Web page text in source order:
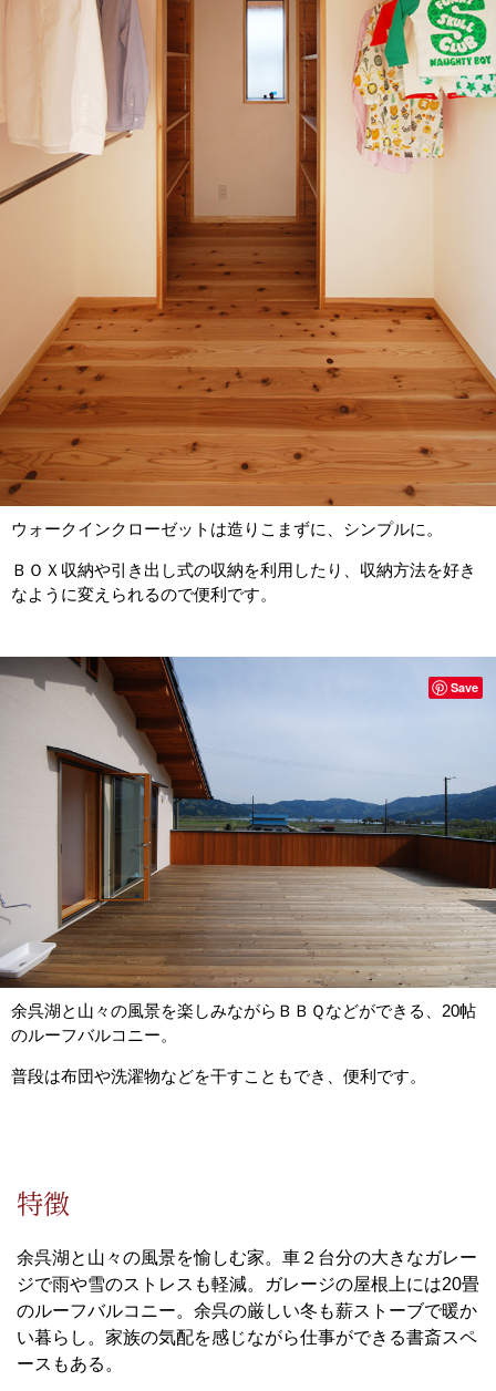
ウォークインクローゼットは造りこまずに、シンプルに。
ＢＯＸ収納や引き出し式の収納を利用したり、収納方法を好き
なように変えられるので便利です。
余呉湖と山々の風景を楽しみながらＢＢＱなどができる、20帖
のルーフバルコニー。
普段は布団や洗濯物などを干すこともでき、便利です。
Save
特徴
余呉湖と山々の風景を愉しむ家。車２台分の大きなガレー
ジで雨や雪のストレスも軽減。ガレージの屋根上には20畳
のルーフバルコニー。余呉の厳しい冬も薪ストーブで暖か
い暮らし。家族の気配を感じながら仕事ができる書斎スペ
ースもある。